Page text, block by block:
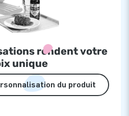
rendent votre
unique
du produit